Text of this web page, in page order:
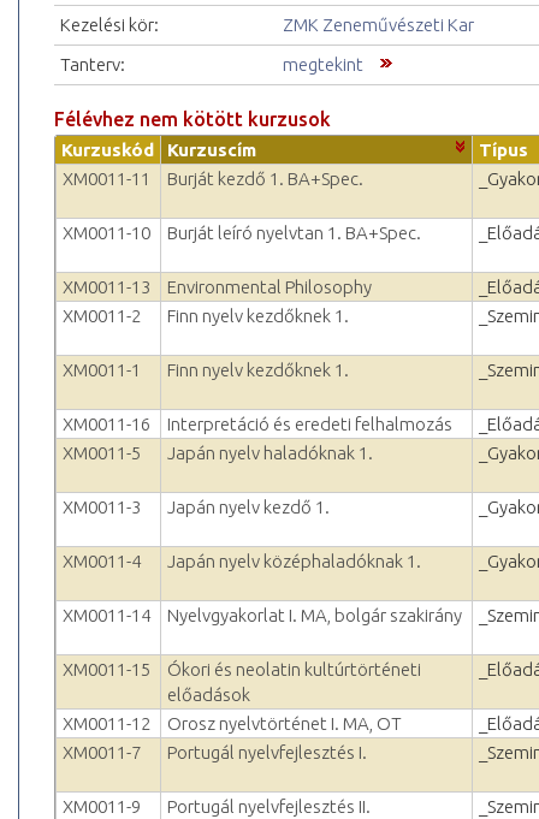
Kezelési kör:
ZMK Zeneművészeti Kar
Tanterv:
megtekint
Félévhez nem kötött kurzusok
Kurzuskód Kurzuscím
Típus
XM0011-11
Burját kezdő 1. BA+Spec.
XM0011-10 Burját leíró nyelvtan 1. BA+Spec.
XM0011-13 Environmental Philosophy
XM0011-2
Finn nyelv kezdőknek 1.
XM0011-1 Finn nyelv kezdőknek 1.
XM0011-16 Interpretáció és eredeti felhalmozás
XM0011-5
Japán nyelv haladóknak 1.
XM0011-3 Japán nyelv kezdő 1.
XM0011-4 Japán nyelv középhaladóknak 1.
XM0011-14 Nyelvgyakorlat I. MA, bolgár szakirány
XM0011-15
Ókori és neolatin kultúrtörténeti
előadások
XM0011-12 Orosz nyelvtörténet I. MA, OT
XM0011-7
Portugál nyelvfejlesztés I.
XM0011-9 Portugál nyelvfejlesztés II.